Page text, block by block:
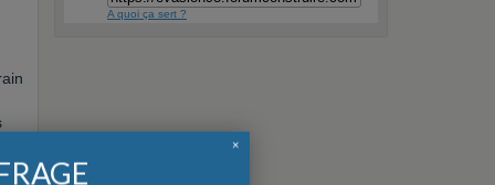
A quoi ça sert ?
×